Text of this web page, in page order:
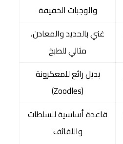
والوجبات الخفيفة
غني بالحديد والمعادن،
مثالي للطبخ
بديل رائع للمعكرونة
(Zoodles)
قاعدة أساسية للسلطات
واللفائف